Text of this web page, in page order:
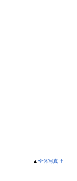
▲全体写真 †